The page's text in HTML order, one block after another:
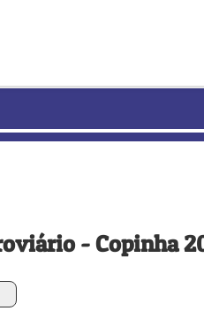
- Copinha